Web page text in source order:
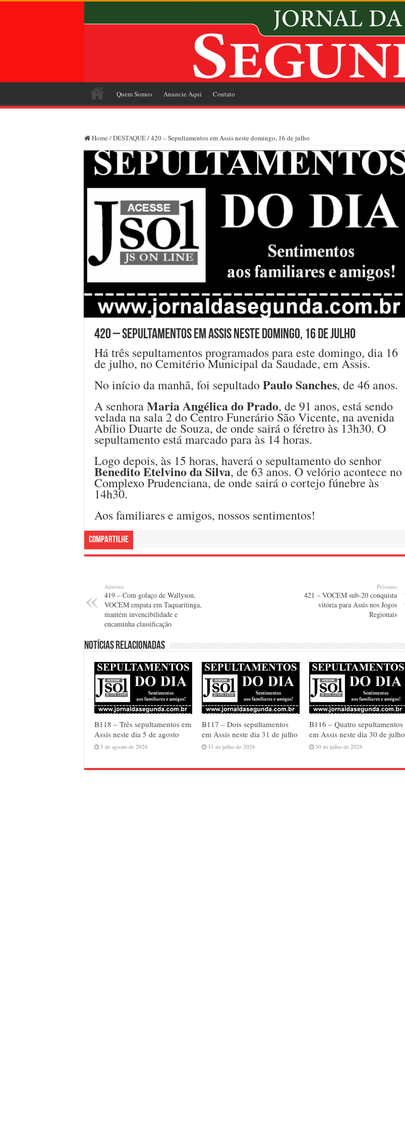
Quem Somos Anuncie Aqui Contato
Home /DESTAQUE/420 – Sepultamentos em Assis neste domingo, 16 de julho
420 – Sepultamentos em Assis neste domingo, 16 de julho
Há três sepultamentos programados para este domingo, dia 16
de julho, no Cemitério Municipal da Saudade, em Assis.
No início da manhã, foi sepultadoPaulo Sanches, de 46 anos.
A senhoraMaria Angélica do Prado, de 91 anos, está sendo
velada na sala 2 do Centro Funerário São Vicente, na avenida
Abílio Duarte de Souza, de onde sairá o féretro às 13h30. O
sepultamento está marcado para às 14 horas.
Logo depois, às 15 horas, haverá o sepultamento do senhor
Benedito Etelvino da Silva, de 63 anos. O velório acontece no
Complexo Prudenciana, de onde sairá o cortejo fúnebre às
14h30.
Aos familiares e amigos, nossos sentimentos!
Compartilhe
Anterior
419 – Com golaço de Wallyson,
VOCEM empata em Taquaritinga,
mantém invencibilidade e
encaminha classificação
Próximo
421 – VOCEM sub-20 conquista
vitória para Assis nos Jogos
Regionais
Notícias relacionadas
B118 – Três sepultamentos em
Assis neste dia 5 de agosto
5 de agosto de 2026
B117 – Dois sepultamentos
em Assis neste dia 31 de julho
31 de julho de 2026
B116 – Quatro sepultamentos
em Assis neste dia 30 de julho
30 de julho de 2026